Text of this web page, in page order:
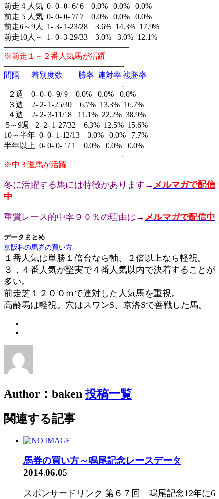
前走４人気 0- 0- 0- 6/ 6 0.0% 0.0% 0.0%
前走５人気 0- 0- 0- 7/ 7 0.0% 0.0% 0.0%
前走6～9人 1- 3- 1-23/28 3.6% 14.3% 17.9%
前走10人～ 1- 0- 3-29/33 3.0% 3.0% 12.1%
————————————————
※前走１～２番人気馬が活躍
———————————————-
間隔 着別度数 勝率 連対率 複勝率
———————————————-
２週 0- 0- 0- 9/ 9 0.0% 0.0% 0.0%
３週 2- 2- 1-25/30 6.7% 13.3% 16.7%
４週 2- 2- 3-11/18 11.1% 22.2% 38.9%
5～9週 2- 2- 1-27/32 6.3% 12.5% 15.6%
10～半年 0- 0- 1-12/13 0.0% 0.0% 7.7%
半年以上 0- 0- 0- 1/ 1 0.0% 0.0% 0.0%
———————————————-
※中３週馬が活躍
冬に活躍する馬には特徴があります→ メルマガで配信
中
重賞レース的中率９０％の理由は→ メルマガで配信中
データまとめ
京阪杯の馬券の買い方
１番人気は単勝１倍台なら軸、２倍以上なら軽視。
３，４番人気が堅実で４番人気以内で決着することが
多い。
前走芝１２００ｍで連対した人気馬を重視。
高齢馬は軽視。穴はスワンS、京洛Sで善戦した馬。
Author：baken投稿一覧
関連する記事
馬券の買い方～鳴尾記念レースデータ
2014.06.05
スポンサードリンク 第６７回 鳴尾記念12年に6